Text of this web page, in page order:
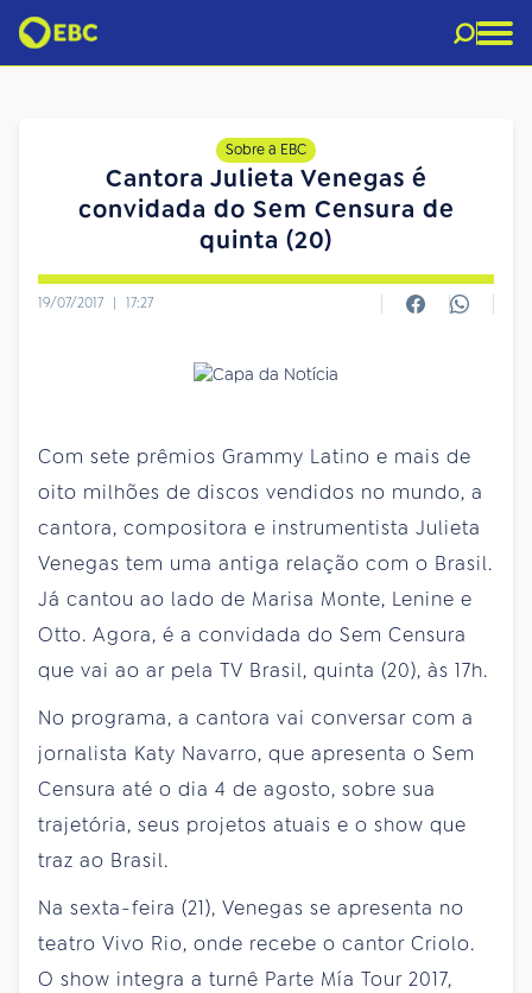
Sobre a EBC
Cantora Julieta Venegas é
convidada do Sem Censura de
quinta (20)
19/07/2017 | 17:27
Com sete prêmios Grammy Latino e mais de
oito milhões de discos vendidos no mundo, a
cantora, compositora e instrumentista Julieta
Venegas tem uma antiga relação com o Brasil.
Já cantou ao lado de Marisa Monte, Lenine e
Otto. Agora, é a convidada do Sem Censura
que vai ao ar pela TV Brasil, quinta (20), às 17h.
No programa, a cantora vai conversar com a
jornalista Katy Navarro, que apresenta o Sem
Censura até o dia 4 de agosto, sobre sua
trajetória, seus projetos atuais e o show que
traz ao Brasil.
Na sexta-feira (21), Venegas se apresenta no
teatro Vivo Rio, onde recebe o cantor Criolo.
O show integra a turnê Parte Mía Tour 2017,